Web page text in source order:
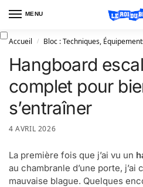
MENU
Accueil / Bloc : Techniques,
Hangboard
complet pour
s’entraîner
4 AVRIL 2026
La première fois que j’ai vu un
au chambranle d’une porte, j’ai
mauvaise blague. Quelques